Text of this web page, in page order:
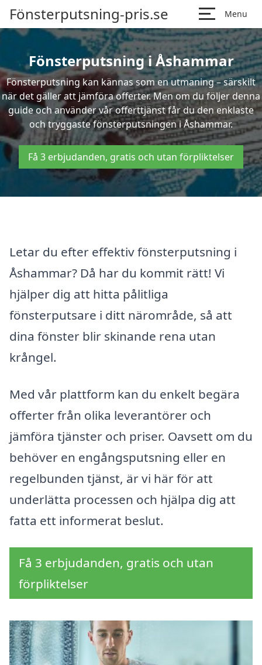
Fönsterputsning-pris.se Menu
Fönsterputsning i Åshammar
Fönsterputsning kan kännas som en utmaning – särskilt
när det gäller att jämföra offerter. Men om du följer denna
guide och använder vår offerttjänst får du den enklaste
och tryggaste fönsterputsningen i Åshammar.
Få 3 erbjudanden, gratis och utan förpliktelser
Letar du efter effektiv fönsterputsning i
Åshammar? Då har du kommit rätt! Vi
hjälper dig att hitta pålitliga
fönsterputsare i ditt närområde, så att
dina fönster blir skinande rena utan
krångel.
Med vår plattform kan du enkelt begära
offerter från olika leverantörer och
jämföra tjänster och priser. Oavsett om du
behöver en engångsputsning eller en
regelbunden tjänst, är vi här för att
underlätta processen och hjälpa dig att
fatta ett informerat beslut.
Få 3 erbjudanden, gratis och utan
förpliktelser